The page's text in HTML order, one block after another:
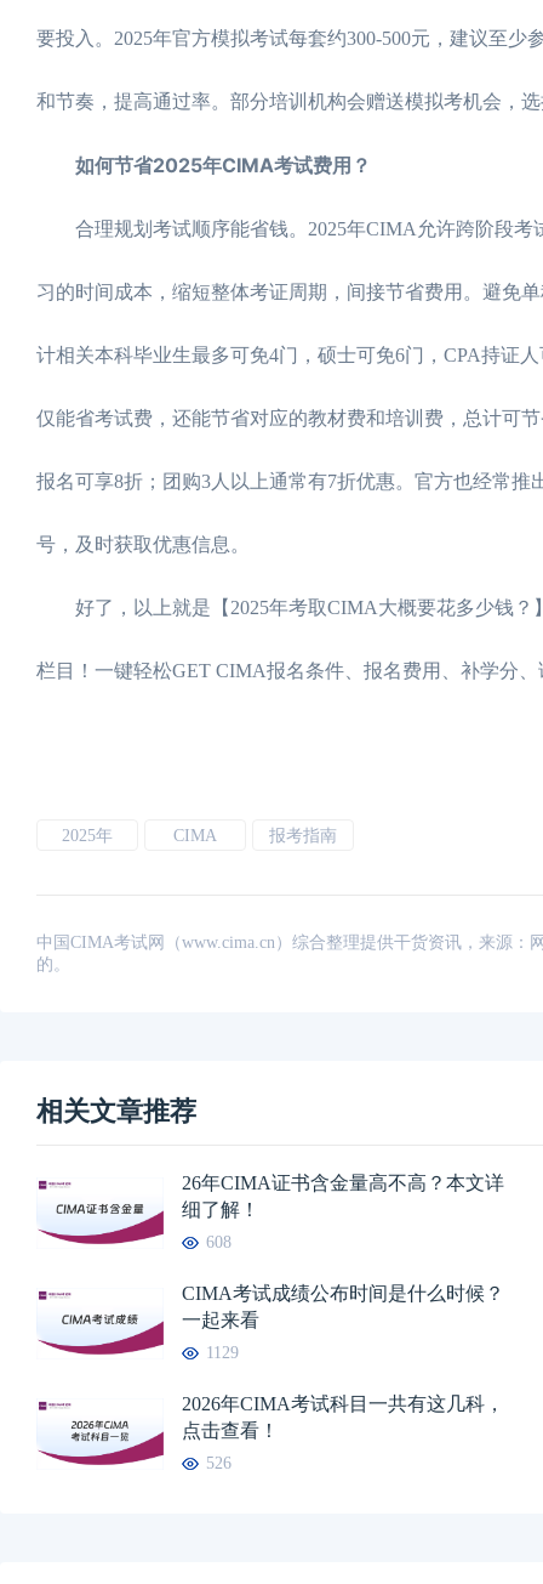
要投入。2025年官方模拟考试每套约300-500元，建议至
和节奏，提高通过率。部分培训机构会赠送模拟考机会，
如何节省2025年CIMA考试费用？
合理规划考试顺序能省钱。2025年CIMA允许跨阶段考
习的时间成本，缩短整体考证周期，间接节省费用。避免
计相关本科毕业生最多可免4门，硕士可免6门，CPA持证
仅能省考试费，还能节省对应的教材费和培训费，总计可
报名可享8折；团购3人以上通常有7折优惠。官方也经常
号，及时获取优惠信息。
好了，以上就是【2025年考取CIMA大概要花多少钱？
栏目！一键轻松GET CIMA报名条件、报名费用、补学分
2025年 CIMA 报考指南
中国CIMA考试网（www.cima.cn）综合整理提供干货资讯，来源
的。
相关文章推荐
26年CIMA证书含金量高不高？本文详
细了解！
608
CIMA考试成绩公布时间是什么时候？
一起来看
1129
2026年CIMA考试科目一共有这几科，
点击查看！
526